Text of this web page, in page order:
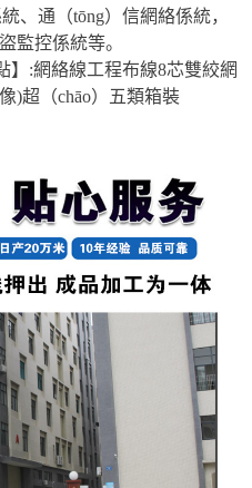
、通（tōng）信網絡係統，
監控係統等。
】:網絡線工程布線8芯雙絞網
)超（chāo）五類箱裝